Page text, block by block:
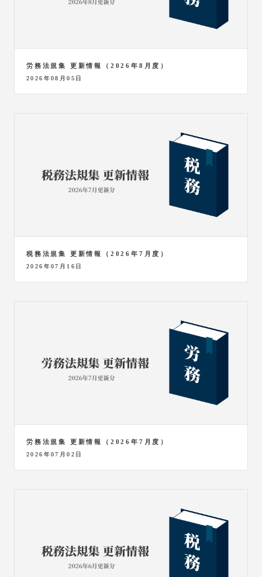
労務法規集 更新情報（2026年8月度）
2026年08月05日
税務法規集 更新情報（2026年7月度）
2026年07月16日
労務法規集 更新情報（2026年7月度）
2026年07月02日